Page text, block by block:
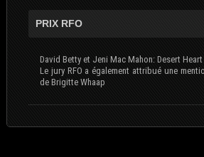
PRIX RFO
David Betty et Jeni Mac Mahon: Desert Heart
Le jury RFO a également attribué une
de Brigitte Whaap